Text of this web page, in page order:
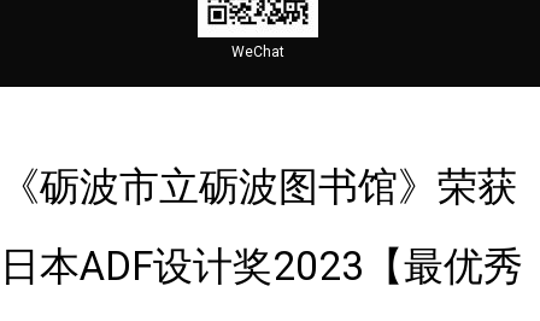
WeChat
《砺波市立砺波图书馆》荣获
日本ADF设计奖2023【最优秀